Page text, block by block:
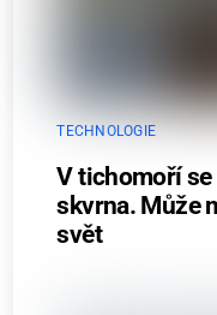
TECHNOLOGIE
V tichomoří
skvrna. Může
svět